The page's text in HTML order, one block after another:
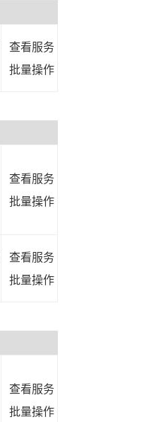
查看服务
批量操作
查看服务
批量操作
查看服务
批量操作
查看服务
批量操作